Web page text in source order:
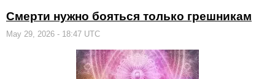
Смерти нужно бояться только грешникам
May 29, 2026 - 18:47 UTC